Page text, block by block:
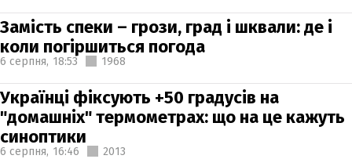
Замість спеки – грози, град і шквали: де і
коли погіршиться погода
6 серпня, 18:53 1968
Українці фіксують +50 градусів на
"домашніх" термометрах: що на це кажуть
синоптики
6 серпня, 16:46 2013